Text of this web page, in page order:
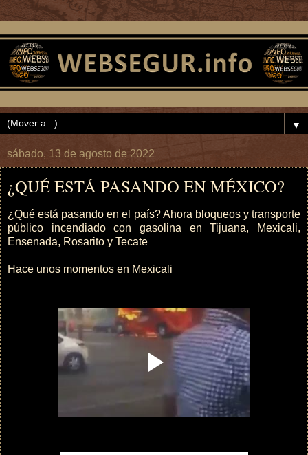
▼
sábado, 13 de agosto de 2022
¿QUÉ ESTÁ PASANDO EN MÉXICO?
¿Qué está pasando en el país? Ahora bloqueos y transporte
público incendiado con gasolina en Tijuana, Mexicali,
Ensenada, Rosarito y Tecate
Hace unos momentos en Mexicali